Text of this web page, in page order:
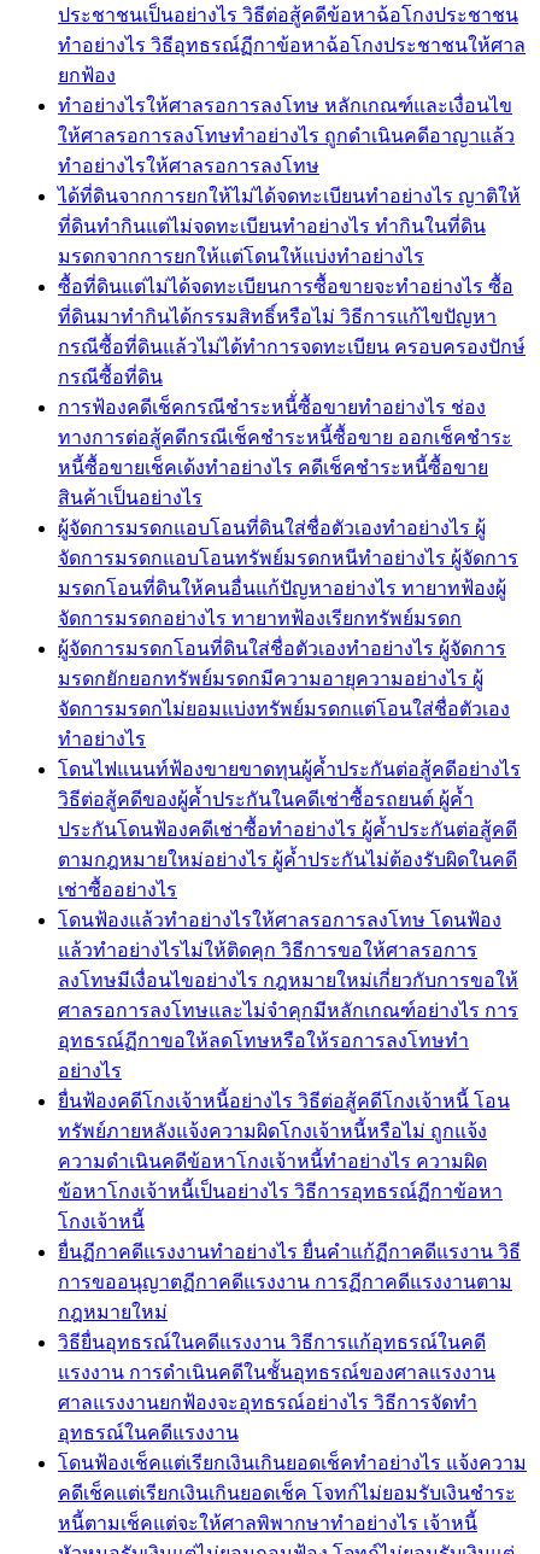
ประชาชนเป็นอย่างไร วิธีต่อสู้คดีข้อหาฉ้อโกงประชาชน
ทำอย่างไร วิธีอุทธรณ์ฏีกาข้อหาฉ้อโกงประชาชนให้ศาล
ยกฟ้อง
ทำอย่างไรให้ศาลรอการลงโทษ หลักเกณฑ์และเงื่อนไข
ให้ศาลรอการลงโทษทำอย่างไร ถูกดำเนินคดีอาญาแล้ว
ทำอย่างไรให้ศาลรอการลงโทษ
ได้ที่ดินจากการยกให้ไม่ได้จดทะเบียนทำอย่างไร ญาติให้
ที่ดินทำกินแต่ไม่จดทะเบียนทำอย่างไร ทำกินในที่ดิน
มรดกจากการยกให้แต่โดนให้แบ่งทำอย่างไร
ซื้อที่ดินแต่ไม่ได้จดทะเบียนการซื้อขายจะทำอย่างไร ซื้อ
ที่ดินมาทำกินได้กรรมสิทธิ์หรือไม่ วิธีการแก้ไขปัญหา
กรณีซื้อที่ดินแล้วไม่ได้ทำการจดทะเบียน ครอบครองปักษ์
กรณีซื้อที่ดิน
การฟ้องคดีเช็คกรณีชำระหนี้่ซื้อขายทำอย่างไร ช่อง
ทางการต่อสู้คดีกรณีเช็คชำระหนี้ซื้อขาย ออกเช็คชำระ
หนี้ซื้อขายเช็คเด้งทำอย่างไร คดีเช็คชำระหนี้ซื้อขาย
สินค้าเป็นอย่างไร
ผู้จัดการมรดกแอบโอนที่ดินใส่ชื่อตัวเองทำอย่างไร ผู้
จัดการมรดกแอบโอนทรัพย์มรดกหนีทำอย่างไร ผู้จัดการ
มรดกโอนที่ดินให้คนอื่นแก้ปัญหาอย่างไร ทายาทฟ้องผู้
จัดการมรดกอย่างไร ทายาทฟ้องเรียกทรัพย์มรดก
ผู้จัดการมรดกโอนที่ดินใส่ชื่อตัวเองทำอย่างไร ผู้จัดการ
มรดกยักยอกทรัพย์มรดกมีความอายุความอย่างไร ผู้
จัดการมรดกไม่ยอมแบ่งทรัพย์มรดกแต่โอนใส่ชื่อตัวเอง
ทำอย่างไร
โดนไฟแนนท์ฟ้องขายขาดทุนผู้ค้ำประกันต่อสู้คดีอย่างไร
วิธีต่อสู้คดีของผู้ค้ำประกันในคดีเช่าซื้อรถยนต์ ผู้ค้ำ
ประกันโดนฟ้องคดีเช่าซื้อทำอย่างไร ผู้ค้ำประกันต่อสู้คดี
ตามกฎหมายใหม่อย่างไร ผู้ค้ำประกันไม่ต้องรับผิดในคดี
เช่าซื้ออย่างไร
โดนฟ้องแล้วทำอย่างไรให้ศาลรอการลงโทษ โดนฟ้อง
แล้วทำอย่างไรไม่ให้ติดคุก วิธีการขอให้ศาลรอการ
ลงโทษมีเงื่อนไขอย่างไร กฎหมายใหม่เกี่ยวกับการขอให้
ศาลรอการลงโทษและไม่จำคุกมีหลักเกณฑ์อย่างไร การ
อุทธรณ์ฏีกาขอให้ลดโทษหรือให้รอการลงโทษทำ
อย่างไร
ยื่นฟ้องคดีโกงเจ้าหนี้อย่างไร วิธีต่อสู้คดีโกงเจ้าหนี้ โอน
ทรัพย์ภายหลังแจ้งความผิดโกงเจ้าหนี้หรือไม่ ถูกแจ้ง
ความดำเนินคดีข้อหาโกงเจ้าหนี้ทำอย่างไร ความผิด
ข้อหาโกงเจ้าหนี้เป็นอย่างไร วิธีการอุทธรณ์ฏีกาข้อหา
โกงเจ้าหนี้
ยื่นฏีกาคดีแรงงานทำอย่างไร ยื่นคำแก้ฏีกาคดีแรงาน วิธี
การขออนุญาตฏีกาคดีแรงงาน การฏีกาคดีแรงงานตาม
กฎหมายใหม่
วิธียื่นอุทธรณ์ในคดีแรงงาน วิธีการแก้อุทธรณ์ในคดี
แรงงาน การดำเนินคดีในชั้นอุทธรณ์ของศาลแรงงาน
ศาลแรงงานยกฟ้องจะอุทธรณ์อย่างไร วิธีการจัดทำ
อุทธรณ์ในคดีแรงงาน
โดนฟ้องเช็คแต่เรียกเงินเกินยอดเช็คทำอย่างไร แจ้งความ
คดีเช็คแต่เรียกเงินเกินยอดเช็ค โจทก์ไม่ยอมรับเงินชำระ
หนี้ตามเช็คแต่จะให้ศาลพิพากษาทำอย่างไร เจ้าหนี้